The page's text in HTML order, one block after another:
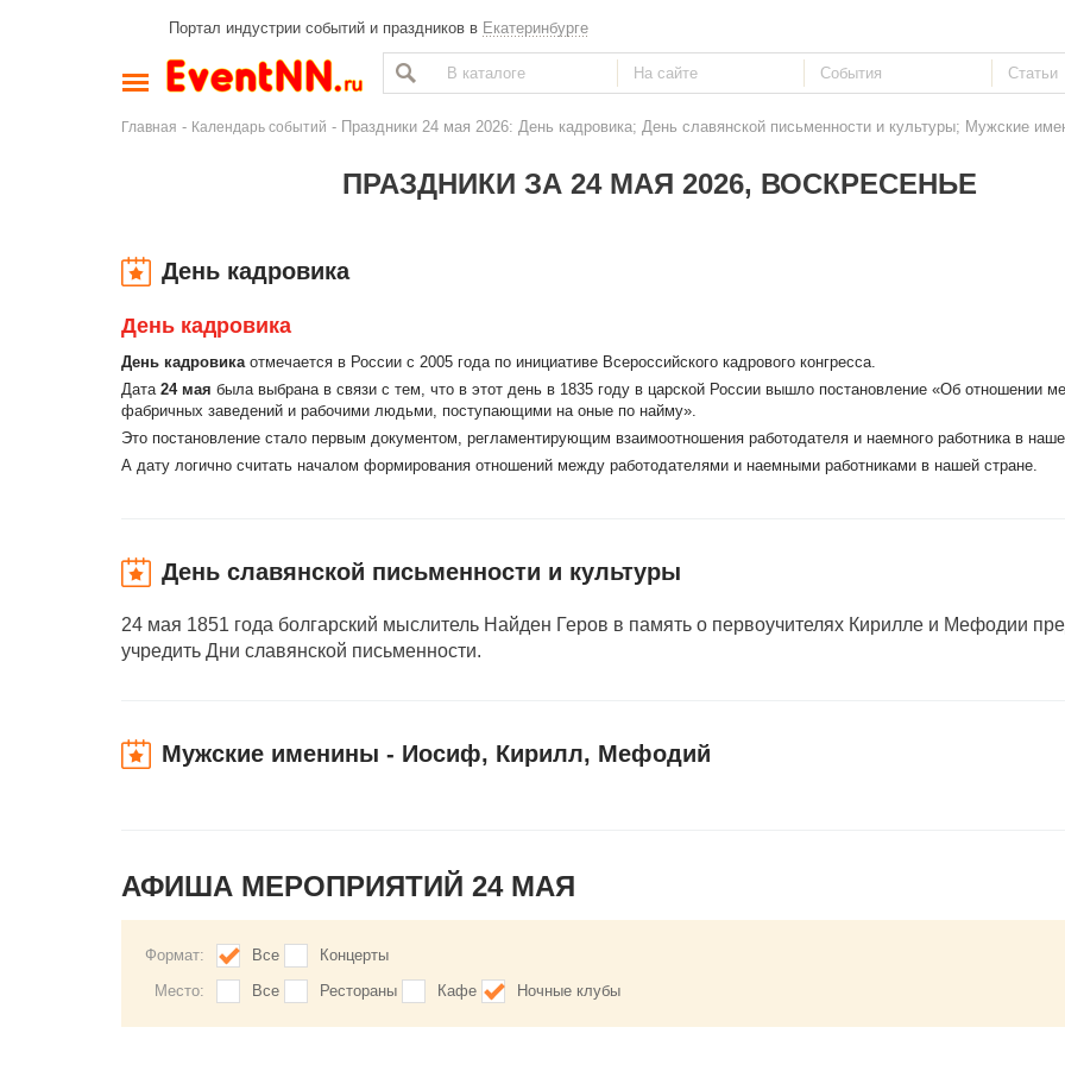
Портал индустрии событий и праздников в Екатеринбурге
Главная - Календарь событий - Праздники 24 мая 2026: День кадровика; День славянской письменности и культуры; Мужские
ПРАЗДНИКИ ЗА 24 МАЯ 2026, ВОСКРЕСЕНЬЕ
День кадровика
День кадровика
День кадровикаотмечается в России с 2005 года по инициативе Всероссийского кадрового конгресса.
Дата 24 мая была выбрана в связи с тем, что в этот день в 1835 году в царской России вышло постановление «Об отношении
фабричных заведений и рабочими людьми, поступающими на оные по найму».
Это постановление стало первым документом, регламентирующим взаимоотношения работодателя и наемного работника в
А дату логично считать началом формирования отношений между работодателями и наемными работниками в нашей стране.
День славянской письменности и культуры
24 мая 1851 года болгарский мыслитель Найден Геров в память о первоучителях Кирилле и Мефодии
учредить Дни славянской письменности.
Мужские именины - Иосиф, Кирилл, Мефодий
АФИША МЕРОПРИЯТИЙ 24 МАЯ
Формат: Все
Концерты
Место:
Все Рестораны Кафе Ночные клубы